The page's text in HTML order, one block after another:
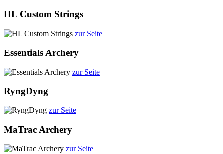
HL Custom Strings
zur Seite
Essentials Archery
zur Seite
RyngDyng
zur Seite
MaTrac Archery
zur Seite